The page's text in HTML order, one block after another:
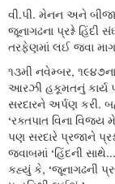
વી.પી. મેનન અને બીજા
જૂનાગઢના પ્રશ્ને હિંદી
તરફેણમાં લઈ જવા
૧૩મી નવેમ્બર,
આરઝી હકૂમતનું કાર્ય
સરદારને અર્પણ કરી.
‘રક્તપાત વિના
પણ સરદારે પ્રજાને
જવાબમાં ‘હિંદની
કહ્યું કે, ‘જૂનાગઢની